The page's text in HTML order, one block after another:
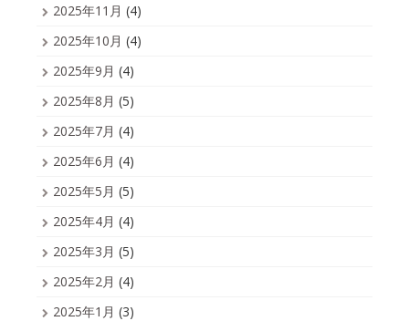
2025年11月 (4)
2025年10月 (4)
2025年9月 (4)
2025年8月 (5)
2025年7月 (4)
2025年6月 (4)
2025年5月 (5)
2025年4月 (4)
2025年3月 (5)
2025年2月 (4)
2025年1月 (3)